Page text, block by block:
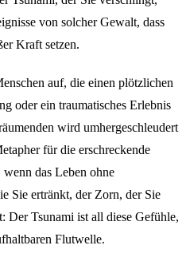
von solcher Gewalt, dass
Kraft setzen.
auf, die einen plötzlichen
oder ein traumatisches Erlebnis
wird umhergeschleudert
für die erschreckende
das Leben ohne
Sie ertränkt, der Zorn, der Sie
Der Tsunami ist all diese Gefühle,
Flutwelle.